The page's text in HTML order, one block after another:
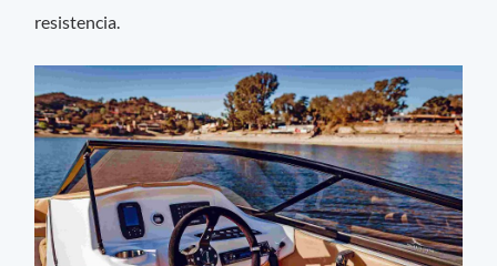
resistencia.